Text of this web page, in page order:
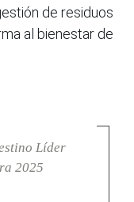
de residuos
al bienestar de
Líder
2025